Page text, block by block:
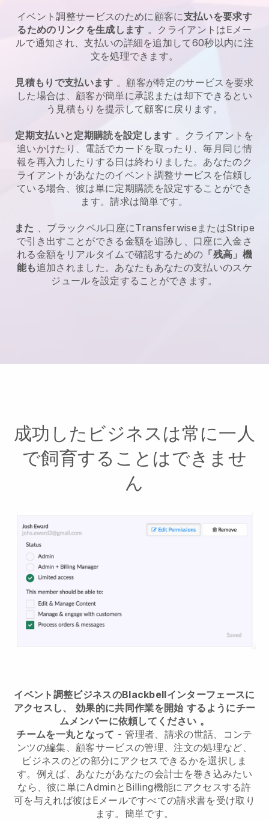
イベント調整サービスのために顧客に支払いを要求す
るためのリンクを生成します 。クライアントはEメー
ルで通知され、支払いの詳細を追加して60秒以内に注
文を処理できます。
見積もりで支払います 。顧客が特定のサービスを要求
した場合は、顧客が簡単に承認または却下できるとい
う見積もりを提示して顧客に戻ります。
定期支払いと定期購読を設定します 。クライアントを
追いかけたり、電話でカードを取ったり、毎月同じ情
報を再入力したりする日は終わりました。あなたのク
ライアントがあなたのイベント調整サービスを信頼し
ている場合、彼は単に定期購読を設定することができ
ます。請求は簡単です。
また 、ブラックベル口座にTransferwiseまたはStripe
で引き出すことができる金額を追跡し、口座に入金さ
れる金額をリアルタイムで確認するための 「残高」機
能も追加されました。あなたもあなたの支払いのスケ
ジュールを設定することができます。
成功したビジネスは常に一人
で飼育することはできませ
ん
イベント調整ビジネスのBlackbellインターフェースに
アクセスし、
効果的に共同作業を開始 するようにチー
ムメンバーに依頼してください 。
チームを一丸となって - 管理者、請求の世話、コンテ
ンツの編集、顧客サービスの管理、注文の処理など、
ビジネスのどの部分にアクセスできるかを選択しま
す。例えば、あなたがあなたの会計士を巻き込みたい
なら、彼に単にAdminとBilling機能にアクセスする許
可を与えれば彼はEメールですべての請求書を受け取り
ます。簡単です。